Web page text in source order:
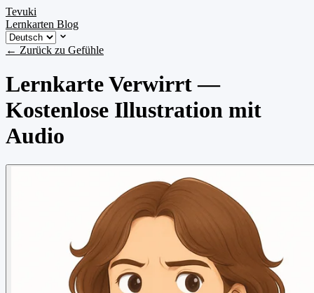
Tevuki
Lernkarten Blog
← Zurück zu Gefühle
Lernkarte Verwirrt —
Kostenlose Illustration mit
Audio